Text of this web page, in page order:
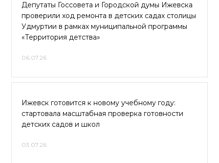
Депутаты Госсовета и Городской думы Ижевска
проверили ход ремонта в детских садах столицы
Удмуртии в рамках муниципальной программы
«Территория детства»
06.07.26
Ижевск готовится к новому учебному году:
стартовала масштабная проверка готовности
детских садов и школ
03.07.26